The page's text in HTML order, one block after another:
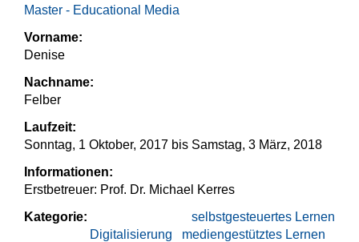
Master - Educational Media
Vorname:
Denise
Nachname:
Felber
Laufzeit:
Sonntag, 1 Oktober, 2017 bis Samstag, 3 März, 2018
Informationen:
Erstbetreuer: Prof. Dr. Michael Kerres
Kategorie:
selbstgesteuertes Lernen
mediengestütztes Lernen
Digitalisierung